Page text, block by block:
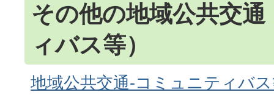
その他の地域公共交
ィバス等）
地域公共交通-コミュニティバ